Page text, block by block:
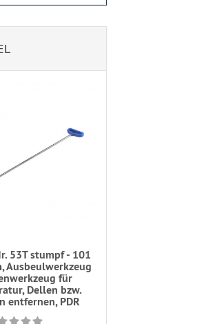
53T stumpf - 101
Ausbeulwerkzeug
für
Dellen bzw.
entfernen, PDR